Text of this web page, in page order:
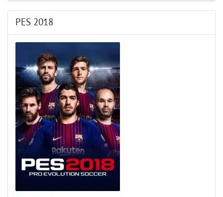
PES 2018